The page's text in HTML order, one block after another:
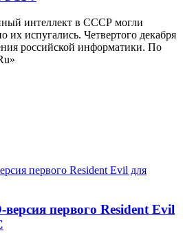
интеллект в СССР могли
их испугались. Четвертого декабря
российской информатики. По
первого Resident Evil